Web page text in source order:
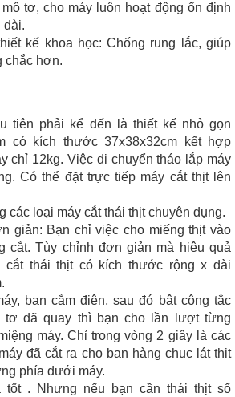
tơ, cho máy luôn hoạt động ổn định
dài.
kế khoa học: Chống rung lắc, giúp
chắc hơn.
tiên phải kể đến là thiết kế nhỏ gọn
có kích thước 37x38x32cm kết hợp
chỉ 12kg. Việc di chuyển tháo lắp máy
Có thể đặt trực tiếp máy cắt thịt lên
các loại máy cắt thái thịt chuyên dụng.
giản: Bạn chỉ việc cho miếng thịt vào
cắt. Tùy chỉnh đơn giản mà hiệu quả
cắt thái thịt có kích thước rộng x dài
bạn cắm điện, sau đó bật công tắc
tơ đã quay thì bạn cho lần lượt từng
máy. Chỉ trong vòng 2 giây là các
đã cắt ra cho bạn hàng chục lát thịt
phía dưới máy.
tốt . Nhưng nếu bạn cần thái thịt số